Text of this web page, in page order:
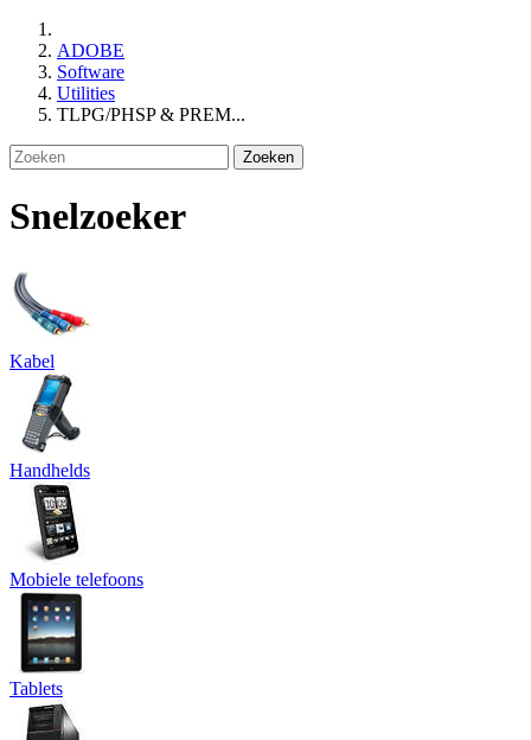
ADOBE
Software
Utilities
TLPG/PHSP & PREM...
Zoeken
Snelzoeker
Kabel
Handhelds
Mobiele telefoons
Tablets